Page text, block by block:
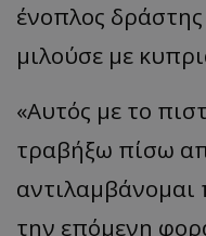
ένοπλος
μιλούσε με
«Αυτός με το
τραβήξω πίσω
αντιλαμβάνομαι
την επόμενη